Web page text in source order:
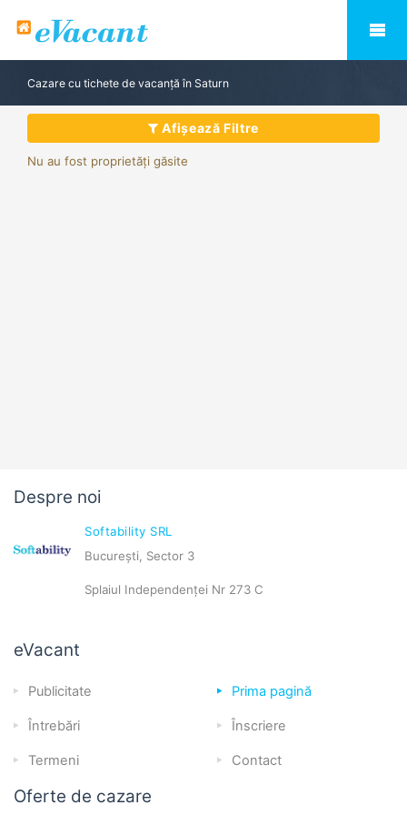
Cazare cu tichete de vacanță în Saturn
Afișează Filtre
Nu au fost proprietăți găsite
Despre noi
Softability SRL
București, Sector 3
Splaiul Independenței Nr 273 C
eVacant
Publicitate Prima pagină
Întrebări Înscriere
Termeni Contact
Oferte de cazare